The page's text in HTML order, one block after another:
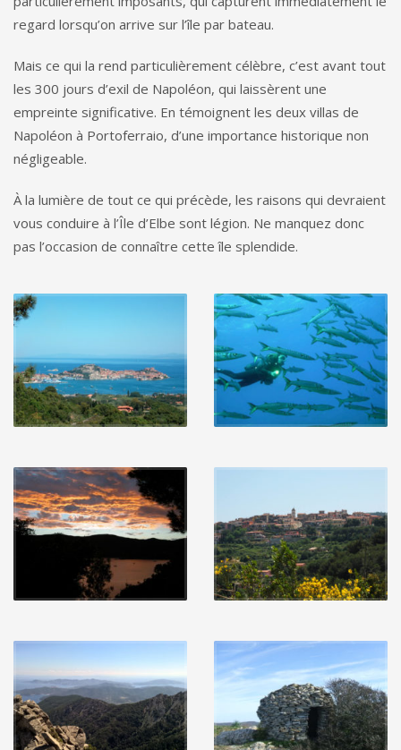
regard lorsqu’on arrive sur l’île par bateau.
Mais ce qui la rend particulièrement célèbre, c’est avant tout
les 300 jours d’exil de Napoléon, qui laissèrent une
empreinte significative. En témoignent les deux villas de
Napoléon à Portoferraio, d’une importance historique non
négligeable.
À la lumière de tout ce qui précède, les raisons qui devraient
vous conduire à l’Île d’Elbe sont légion. Ne manquez donc
pas l’occasion de connaître cette île splendide.